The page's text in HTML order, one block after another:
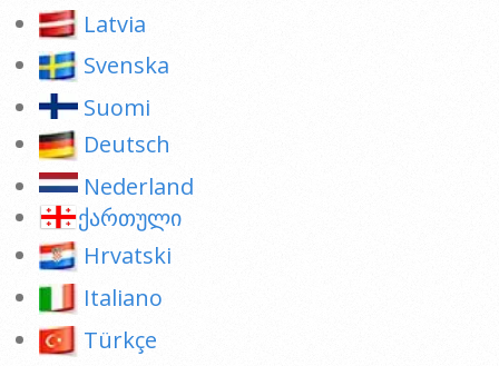
Latvia
Svenska
Suomi
Deutsch
Nederland
ქართული
Hrvatski
Italiano
Türkçe